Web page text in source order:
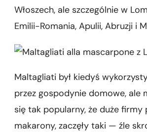
Włoszech, ale szczególnie w
Emilii-Romania, Apulii, Abruzji i
Maltagliati był kiedyś
przez gospodynie domowe, ale
się tak popularny, że duże firmy
makarony, zaczęły taki — źle